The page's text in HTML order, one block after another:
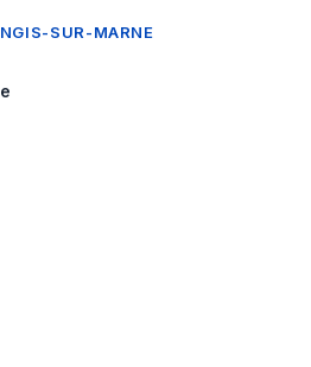
SUR-MARNE